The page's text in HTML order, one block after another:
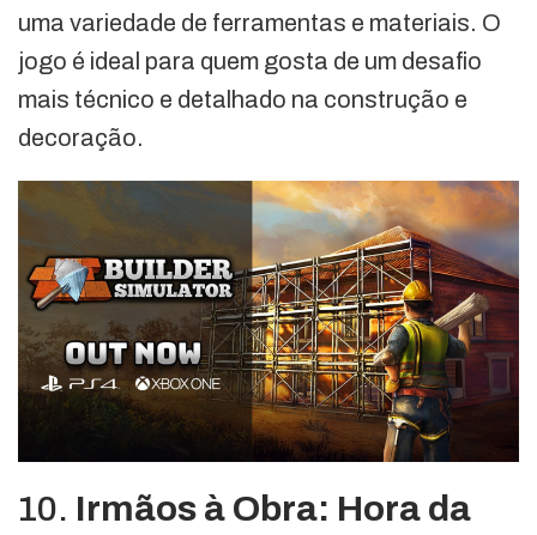
uma variedade de ferramentas e materiais. O
jogo é ideal para quem gosta de um desafio
mais técnico e detalhado na construção e
decoração.
10. Irmãos à Obra: Hora da